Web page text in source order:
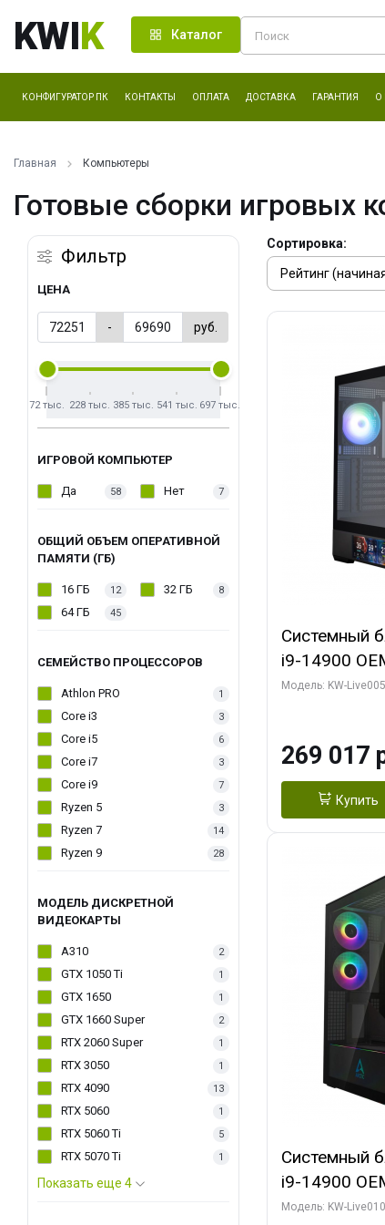
KWIK Каталог
КОНФИГУРАТОР ПК КОНТАКТЫ ОПЛАТА ДОСТАВКА ГАРАНТИЯ О
Главная Компьютеры
Готовые сборки игровых
Фильтр
ЦЕНА
- руб.
72 тыс. 228 тыс. 385 тыс. 541 тыс. 697 тыс.
ИГРОВОЙ КОМПЬЮТЕР
Да 58 Нет 7
ОБЩИЙ ОБЪЕМ ОПЕРАТИВНОЙ
ПАМЯТИ (ГБ)
16 ГБ 12 32 ГБ 8
64 ГБ 45
СЕМЕЙСТВО ПРОЦЕССОРОВ
Athlon PRO 1
Core i3 3
Core i5 6
Core i7 3
Core i9 7
Ryzen 5 3
Ryzen 7 14
Ryzen 9 28
МОДЕЛЬ ДИСКРЕТНОЙ
ВИДЕОКАРТЫ
A310 2
GTX 1050 Ti 1
GTX 1650 1
GTX 1660 Super 2
RTX 2060 Super 1
RTX 3050 1
RTX 4090 13
RTX 5060 1
RTX 5060 Ti 5
RTX 5070 Ti 1
Показать еще 4
Сортировка:
Системный
i9-14900
C24 16EC/
256bit 3xDP
Модель: KW-
269 017
Купить
Системный
i9-14900
C24 16EC/
Модель: KW-